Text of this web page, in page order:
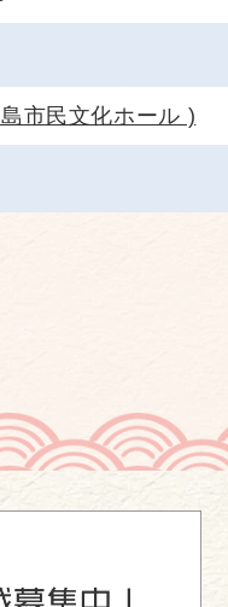
市民文化ホール )